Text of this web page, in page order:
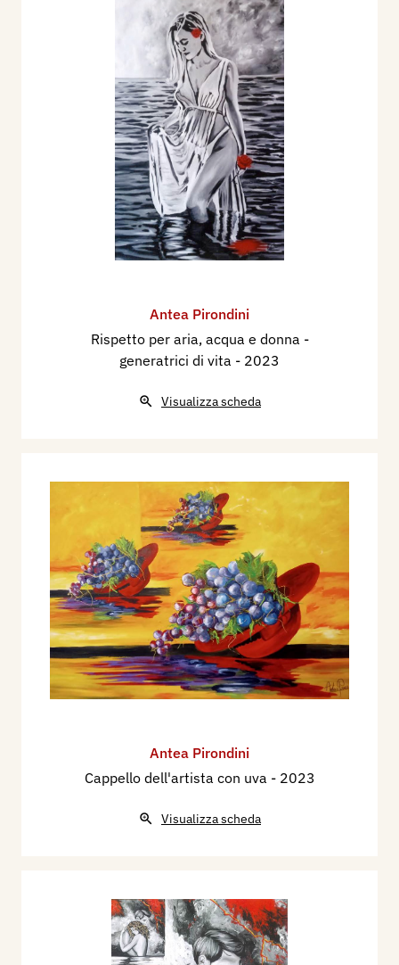
Antea Pirondini
Rispetto per aria, acqua e donna -
generatrici di vita - 2023
Visualizza scheda
Antea Pirondini
Cappello dell'artista con uva - 2023
Visualizza scheda